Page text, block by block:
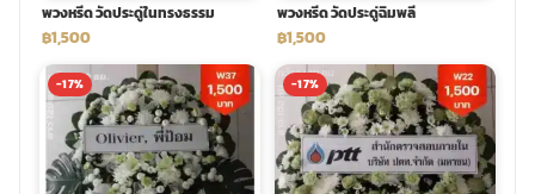
ดอกไม้งานศพ ส่งฟรี
ดอกไม้งานศพ ออนไลน์
พวงดอกไม้งานศพ
พวงหรีด ส่งด่วน วันนี้
พวงหรีด วัดประดู่ในทรงธรรม
฿1,500
พวงหรีด วัดประดู่ฉิมพลี
฿1,500
-17% -17%